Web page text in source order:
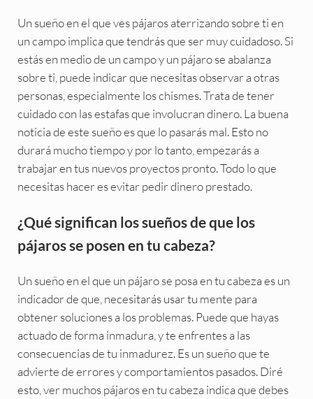
Un sueño en el que ves pájaros aterrizando sobre ti en
un campo implica que tendrás que ser muy cuidadoso. Si
estás en medio de un campo y un pájaro se abalanza
sobre ti, puede indicar que necesitas observar a otras
personas, especialmente los chismes. Trata de tener
cuidado con las estafas que involucran dinero. La buena
noticia de este sueño es que lo pasarás mal. Esto no
durará mucho tiempo y por lo tanto, empezarás a
trabajar en tus nuevos proyectos pronto. Todo lo que
necesitas hacer es evitar pedir dinero prestado.
¿Qué significan los sueños de que los
pájaros se posen en tu cabeza?
Un sueño en el que un pájaro se posa en tu cabeza es un
indicador de que, necesitarás usar tu mente para
obtener soluciones a los problemas. Puede que hayas
actuado de forma inmadura, y te enfrentes a las
consecuencias de tu inmadurez. Es un sueño que te
advierte de errores y comportamientos pasados. Diré
esto, ver muchos pájaros en tu cabeza indica que debes